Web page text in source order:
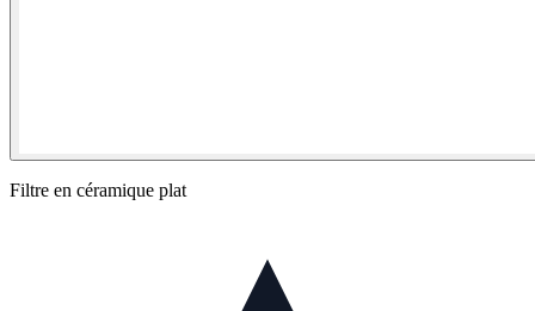
Filtre en céramique plat